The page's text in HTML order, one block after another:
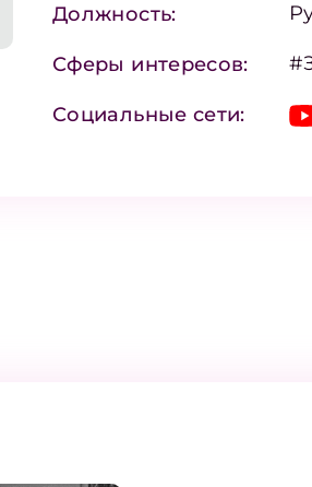
Должность:
Сферы интересов:
Социальные сети: